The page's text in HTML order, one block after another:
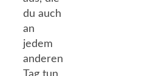
du auch
an
jedem
anderen